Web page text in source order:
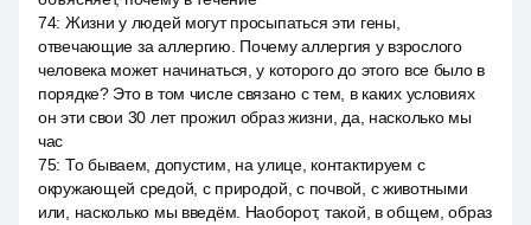
74: Жизни у людей могут просыпаться эти гены,
отвечающие за аллергию. Почему аллергия у взрослого
человека может начинаться, у которого до этого все было в
порядке? Это в том числе связано с тем, в каких условиях
он эти свои 30 лет прожил образ жизни, да, насколько мы
час
75: То бываем, допустим, на улице, контактируем с
окружающей средой, с природой, с почвой, с животными
или, насколько мы введём. Наоборот, такой, в общем, образ